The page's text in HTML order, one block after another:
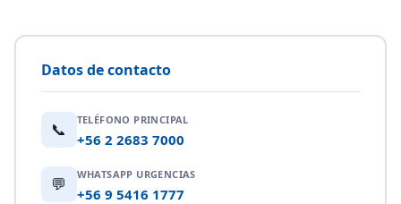
Datos de contacto
📞 TELÉFONO PRINCIPAL
+56 2 2683 7000
💬 WHATSAPP URGENCIAS
+56 9 5416 1777